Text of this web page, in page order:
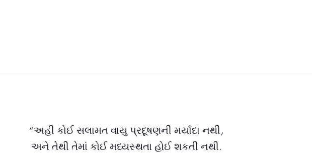
“અહીં કોઈ સલામત વાયુ પ્રદૂષણની મર્યાદા નથી,
અને તેથી તેમાં કોઈ મધ્યસ્થતા હોઈ શકતી નથી.